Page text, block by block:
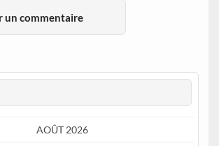
AOÛT 2026